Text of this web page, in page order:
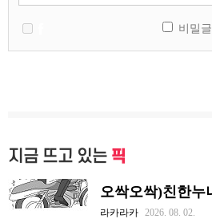
비밀글
지금 뜨고 있는 픽
라카라카 2026. 08. 02.